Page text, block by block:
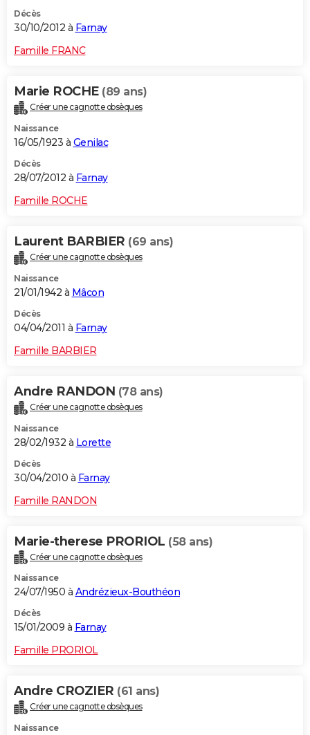
Décès
30/10/2012 à Farnay
Famille FRANC
Marie ROCHE (89 ans)
Créer une cagnotte obsèques
Naissance
16/05/1923 à Genilac
Décès
28/07/2012 à Farnay
Famille ROCHE
Laurent BARBIER (69 ans)
Créer une cagnotte obsèques
Naissance
21/01/1942 à Mâcon
Décès
04/04/2011 à Farnay
Famille BARBIER
Andre RANDON (78 ans)
Créer une cagnotte obsèques
Naissance
28/02/1932 à Lorette
Décès
30/04/2010 à Farnay
Famille RANDON
Marie-therese PRORIOL (58 ans)
Créer une cagnotte obsèques
Naissance
24/07/1950 à Andrézieux-Bouthéon
Décès
15/01/2009 à Farnay
Famille PRORIOL
Andre CROZIER (61 ans)
Créer une cagnotte obsèques
Naissance